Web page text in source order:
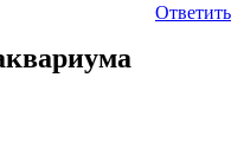
Ответить